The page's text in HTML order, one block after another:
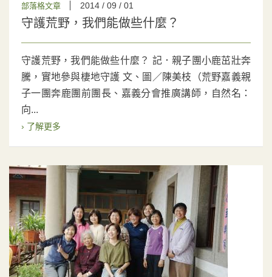
部落格文章 2014 / 09 / 01
守護荒野，我們能做些什麼？
守護荒野，我們能做些什麼？ 記．親子團小鹿茁壯奔
騰，實地參與棲地守護 文、圖／陳美枝（荒野嘉義親
子一團奔鹿團前團長、嘉義分會推廣講師，自然名：
向...
› 了解更多